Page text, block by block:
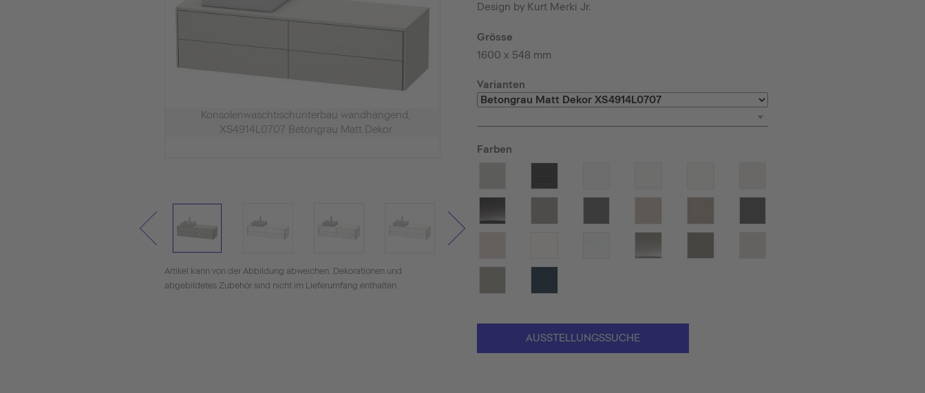
Konsolenwaschtischunterbau wandhängend,
XS4914L0707 Betongrau Matt Dekor
Artikel kann von der Abbildung abweichen. Dekorationen und
abgebildetes Zubehör sind nicht im Lieferumfang enthalten.
Design by Kurt Merki Jr.
Grösse
1600 x 548 mm
Varianten
Farben
AUSSTELLUNGSSUCHE